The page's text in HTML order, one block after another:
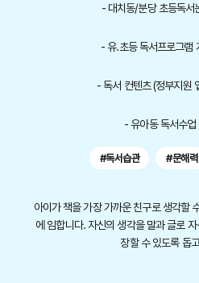
- 대치동/분당 초등독서
- 유.초등 독서프로그램
- 독서 컨텐츠 (정부지원
- 유아동 독서수업
#독서습관 #문해력
아이가 책을 가장 가까운 친구로 생각할
에 임합니다. 자신의 생각을 말과 글로
장할 수 있도록 돕